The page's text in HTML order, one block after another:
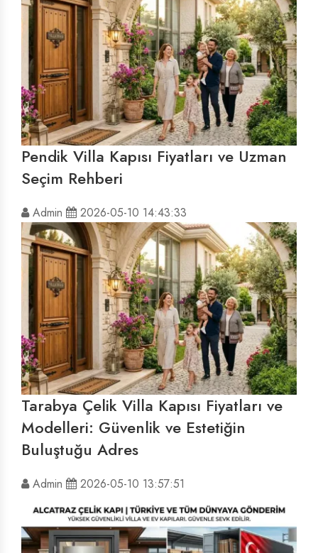
Pendik Villa Kapısı Fiyatları ve Uzman
Seçim Rehberi
Admin 2026-05-10 14:43:33
Tarabya Çelik Villa Kapısı Fiyatları ve
Modelleri: Güvenlik ve Estetiğin
Buluştuğu Adres
Admin 2026-05-10 13:57:51